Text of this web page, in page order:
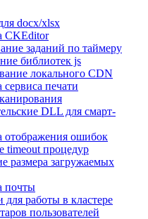
docx/xlsx
CKEditor
заданий по таймеру
библиотек js
локального CDN
сервиса печати
DLL для смарт-
отображения ошибок
timeout процедур
размера загружаемых
почты
для работы в кластере
пользователей